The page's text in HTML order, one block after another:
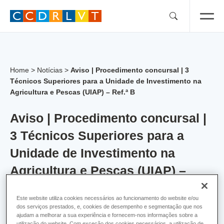
Home > Notícias > Aviso | Procedimento concursal | 3
Técnicos Superiores para a Unidade de Investimento na
Agricultura e Pescas (UIAP) – Ref.ª B
Aviso | Procedimento concursal |
3 Técnicos Superiores para a
Unidade de Investimento na
Agricultura e Pescas (UIAP) –
A CCDR de Lisboa e Vale do Tejo, I.P., abriu um procedimento
Este website utiliza cookies necessários ao funcionamento do website e/ou
dos serviços prestados, e, cookies de desempenho e segmentação que nos
ajudam a melhorar a sua experiência e fornecem-nos informações sobre a